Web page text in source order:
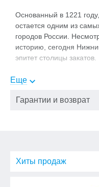
Основанный в 1221
остается одним из
городов России.
историю, сегодня
эпитет столицы закатов.
Еще
Гарантии и возврат
Хиты продаж